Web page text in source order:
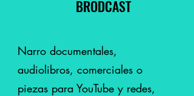
BRODCAST
Narro documentales,
audiolibros, comerciales o
piezas para YouTube y redes,